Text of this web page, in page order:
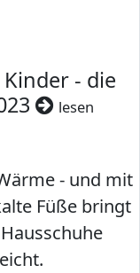
- die
lesen
- und mit
Füße bringt